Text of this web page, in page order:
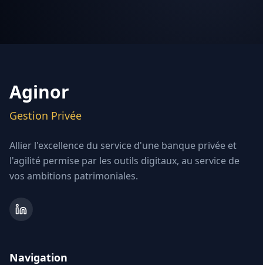
Aginor
Gestion Privée
Allier l'excellence du service d'une banque privée et
l'agilité permise par les outils digitaux, au service de
vos ambitions patrimoniales.
Navigation